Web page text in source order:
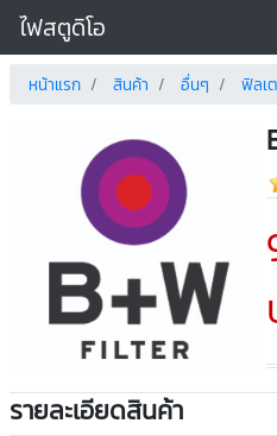
ไฟสตูดิโอ
หน้าแรก สินค้า อื่นๆ ฟิลเ
รายละเอียดสินค้า